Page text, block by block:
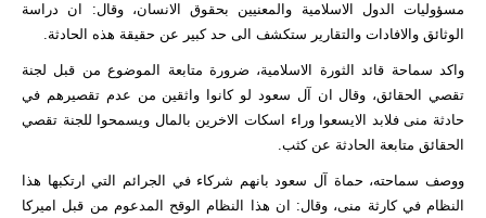
مسؤوليات الدول الاسلامية والمعنيين بحقوق الانسان، وقال: ان دراسة
الوثائق والافادات والتقارير ستكشف الى حد كبير عن حقيقة هذه الحادثة.
واكد سماحة قائد الثورة الاسلامية، ضرورة متابعة الموضوع من قبل لجنة
تقصي الحقائق، وقال ان آل سعود لو كانوا واثقين من عدم تقصيرهم في
حادثة منى فلابد الايسعوا وراء اسكات الاخرين بالمال ويسمحوا للجنة تقصي
الحقائق متابعة الحادثة عن كثب.
ووصف سماحته، حماة آل سعود بانهم شركاء في الجرائم التي ارتكبها هذا
النظام في كارثة منى، وقال: ان هذا النظام الوقح المدعوم من قبل اميركا